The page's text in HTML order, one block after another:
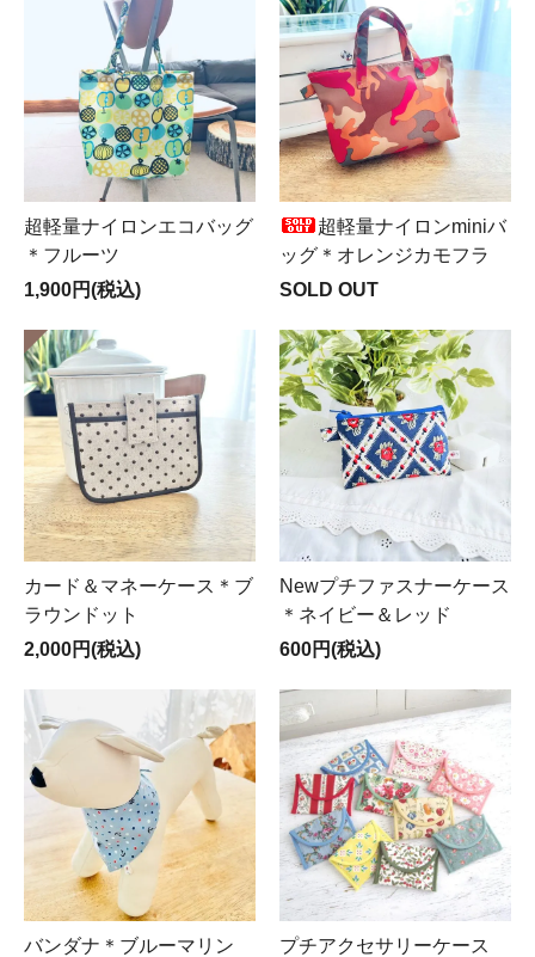
超軽量ナイロンエコバッグ
＊フルーツ
1,900円(税込)
超軽量ナイロンminiバ
ッグ＊オレンジカモフラ
SOLD OUT
カード＆マネーケース＊ブ
ラウンドット
2,000円(税込)
Newプチファスナーケース
＊ネイビー＆レッド
600円(税込)
バンダナ＊ブルーマリン
プチアクセサリーケース